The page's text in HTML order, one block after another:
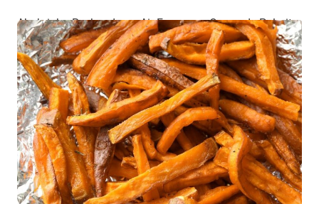
Abobrinha Recheada na Air Fryer com Creme de Palmito
e Queijo Hoje, trazemos uma receitinha prática e
deliciosa de Abobrinha Recheada na Air Fryer, que se
destaca como uma ótima opção para um almoço
vegetariano. Prepare-se para saborear uma combinação
irresistível de abobrinha, recheio cremoso de palmito e
queijo derretido. Vamos direto aos ingredientes e